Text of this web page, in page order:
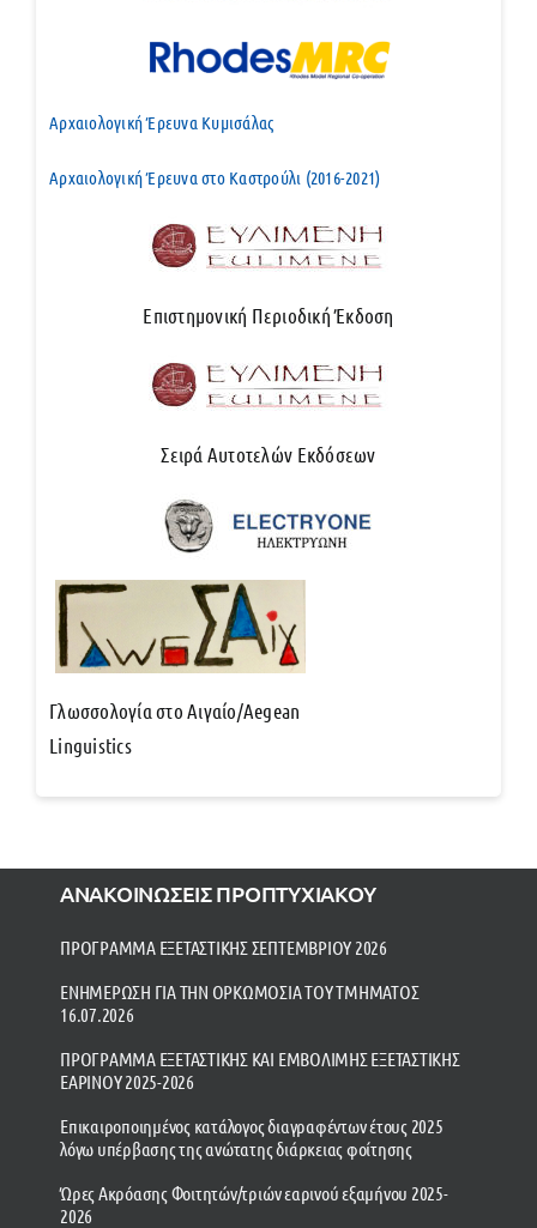
Αρχαιολογική Έρευνα Κυμισάλας
Αρχαιολογική Έρευνα στο Καστρούλι (2016-2021)
Επιστημονική Περιοδική Έκδοση
Σειρά Αυτοτελών Εκδόσεων
Γλωσσολογία στο Αιγαίο/Aegean
Linguistics
ΑΝΑΚΟΙΝΩΣΕΙΣ ΠΡΟΠΤΥΧΙΑΚΟΥ
ΠΡΟΓΡΑΜΜΑ ΕΞΕΤΑΣΤΙΚΗΣ ΣΕΠΤΕΜΒΡΙΟΥ 2026
ΕΝΗΜΕΡΩΣΗ ΓΙΑ ΤΗΝ ΟΡΚΩΜΟΣΙΑ ΤΟΥ ΤΜΗΜΑΤΟΣ
16.07.2026
ΠΡΟΓΡΑΜΜΑ ΕΞΕΤΑΣΤΙΚΗΣ ΚΑΙ ΕΜΒΟΛΙΜΗΣ ΕΞΕΤΑΣΤΙΚΗΣ
ΕΑΡΙΝΟΥ 2025-2026
Επικαιροποιημένος κατάλογος διαγραφέντων έτους 2025
λόγω υπέρβασης της ανώτατης διάρκειας φοίτησης
Ώρες Ακρόασης Φοιτητών/τριών εαρινού εξαμήνου 2025-
2026